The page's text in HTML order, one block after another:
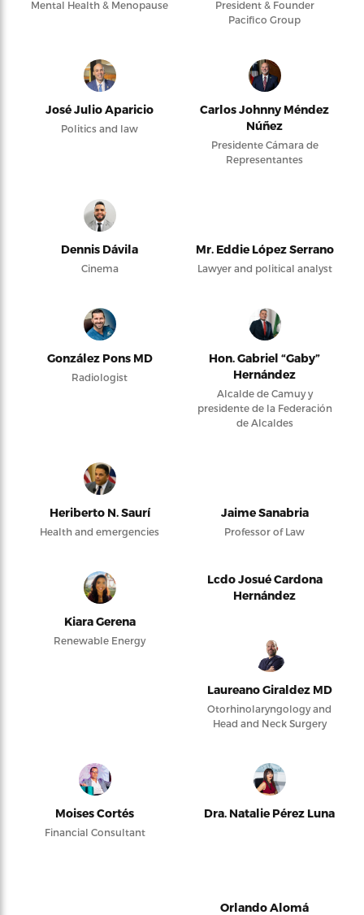
Mental Health & Menopause
President & Founder
Pacifico Group
José Julio Aparicio
Politics and law
Carlos Johnny Méndez
Núñez
Presidente Cámara de
Representantes
Dennis Dávila
Cinema
Mr. Eddie López Serrano
Lawyer and political analyst
González Pons MD
Radiologist
Hon. Gabriel “Gaby”
Hernández
Alcalde de Camuy y
presidente de la Federación
de Alcaldes
Heriberto N. Saurí
Health and emergencies
Jaime Sanabria
Professor of Law
Kiara Gerena
Renewable Energy
Lcdo Josué Cardona
Hernández
Laureano Giraldez MD
Otorhinolaryngology and
Head and Neck Surgery
Moises Cortés
Financial Consultant
Dra. Natalie Pérez Luna
Orlando Alomá